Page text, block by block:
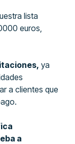
lista
euros,
ya
a clientes que
a